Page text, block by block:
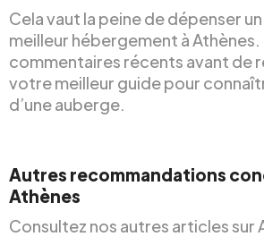
Cela vaut la peine de dépenser
meilleur hébergement à Athènes.
commentaires récents avant de
votre meilleur guide pour
d’une auberge.
Autres recommandations
Athènes
Consultez nos autres articles sur